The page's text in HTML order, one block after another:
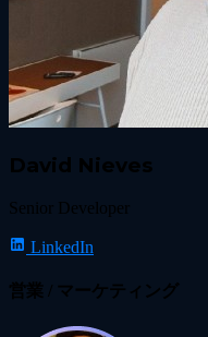
David Nieves
Senior Developer
LinkedIn
営業 / マーケティング